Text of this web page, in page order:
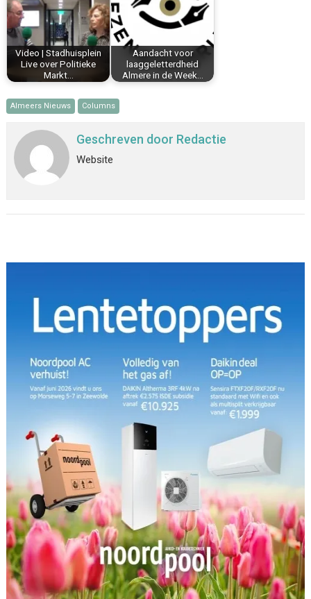
20. Hoeksteen: In tranen 02-01-2023
21. Hoeksteen: Politicus van het Jaar 2022
22. Hoeksteen: Persvrijheid
23. Hoeksteen: Kluft
Video | Stadhuisplein
Live over Politieke
Markt…
Aandacht voor
laaggeletterdheid
Almere in de Week…
Almeers Nieuws Columns
Geschreven door Redactie
Website